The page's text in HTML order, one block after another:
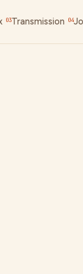
03Transmission 04